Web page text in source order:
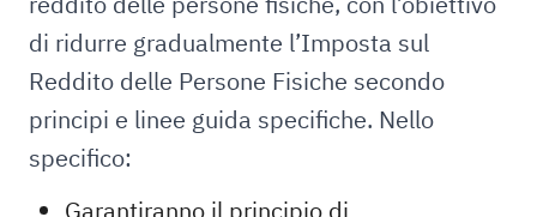
di ridurre gradualmente l’Imposta sul
Reddito delle Persone Fisiche secondo
principi e linee guida specifiche. Nello
specifico:
Garantiranno il principio di